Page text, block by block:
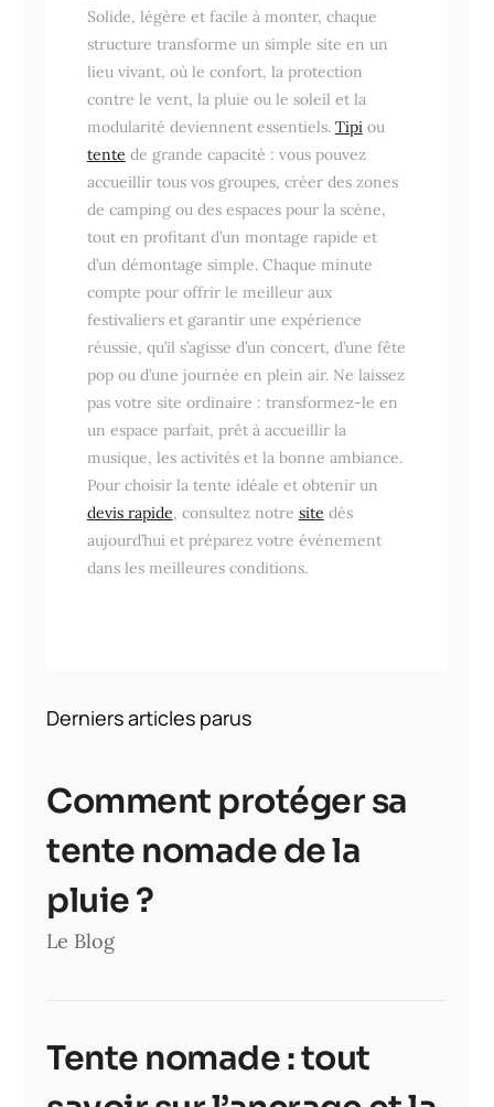
Solide, légère et facile à monter, chaque
structure transforme un simple site en un
lieu vivant, où le confort, la protection
contre le vent, la pluie ou le soleil et la
modularité deviennent essentiels. Tipiou
tente de grande capacité : vous pouvez
accueillir tous vos groupes, créer des zones
de camping ou des espaces pour la scène,
tout en profitant d’un montage rapide et
d’un démontage simple. Chaque minute
compte pour offrir le meilleur aux
festivaliers et garantir une expérience
réussie, qu’il s’agisse d’un concert, d’une fête
pop ou d’une journée en plein air. Ne laissez
pas votre site ordinaire : transformez-le en
un espace parfait, prêt à accueillir la
musique, les activités et la bonne ambiance.
Pour choisir la tente idéale et obtenir un
devis rapide, consultez notre site dès
aujourd’hui et préparez votre événement
dans les meilleures conditions.
Derniers articles parus
Comment protéger sa
tente nomade de la
pluie ?
Le Blog
Tente nomade : tout